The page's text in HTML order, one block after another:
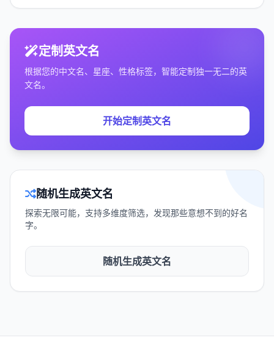
定制英文名
根据您的中文名、星座、性格标签，智能定制独一无二的英
文名。
开始定制英文名
随机生成英文名
探索无限可能，支持多维度筛选，发现那些意想不到的好名
字。
随机生成英文名